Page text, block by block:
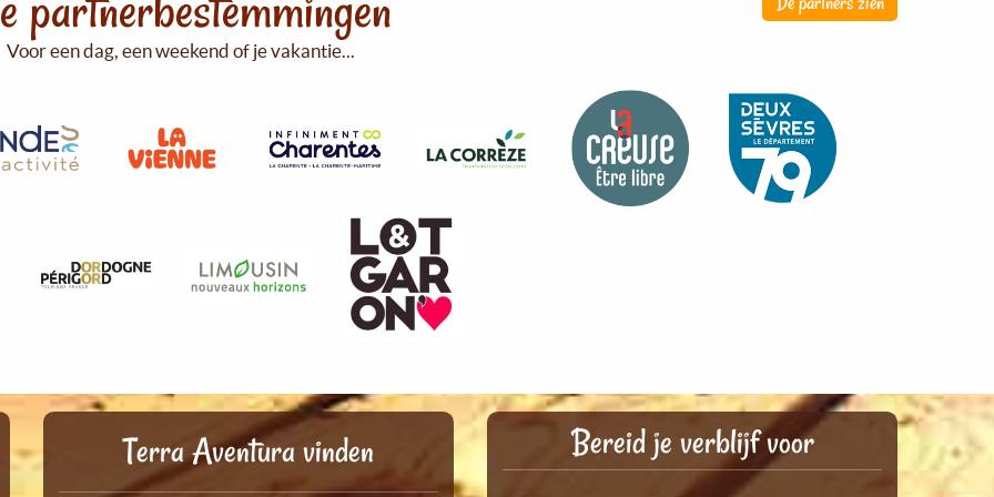
Voor een dag, een weekend of je vakantie...
Terra Aventura vinden Bereid je verblijf voor